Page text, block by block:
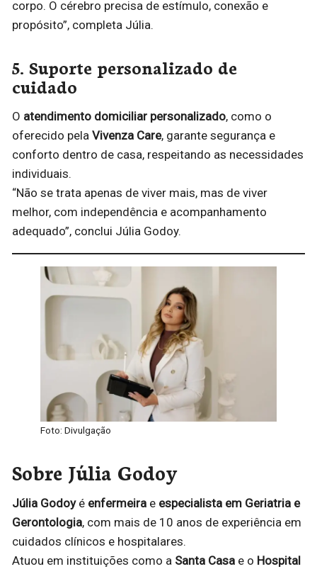
corpo. O cérebro precisa de estímulo, conexão e
propósito”, completa Júlia.
5. Suporte personalizado de
cuidado
O atendimento domiciliar personalizado, como o
oferecido pela Vivenza Care, garante segurança e
conforto dentro de casa, respeitando as necessidades
individuais.
“Não se trata apenas de viver mais, mas de viver
melhor, com independência e acompanhamento
adequado”, conclui Júlia Godoy.
Foto: Divulgação
Sobre Júlia Godoy
Júlia Godoyé enfermeira e especialista em Geriatria e
Gerontologia, com mais de 10 anos de experiência em
cuidados clínicos e hospitalares.
Atuou em instituições como a Santa Casa e o Hospital